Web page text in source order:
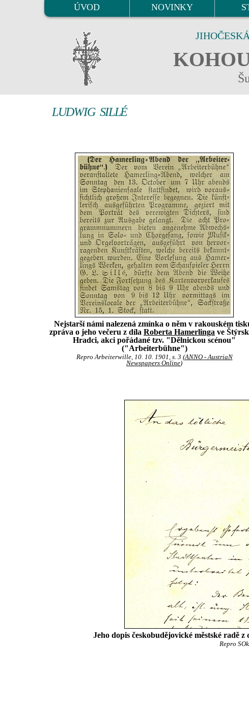
ÚVOD NOVINKY
LUDWIG SILLÉ
Nejstarší námi nalezená zmínka o něm v rakouském
zpráva o jeho večeru z díla Roberta Hamerlinga ve
Hradci, akci pořádané tzv. "Dělnickou scénou"
("Arbeiterbühne")
Repro Arbeiterwille, 10. 10. 1901, s. 3 (ANNO - AustriaN
Newspapers Online)
Jeho dopis českobudějovické městské radě
Repro